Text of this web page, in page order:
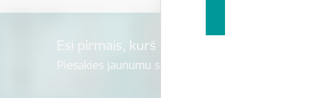
Esi pirmais, kurš uzzina!
Piesakies jaunumu saņemšanai savā e-pastā.